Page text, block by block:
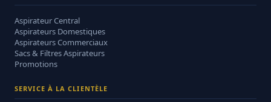
Aspirateur Central
Aspirateurs Domestiques
Aspirateurs Commerciaux
Sacs & Filtres Aspirateurs
Promotions
SERVICE À LA CLIENTÈLE